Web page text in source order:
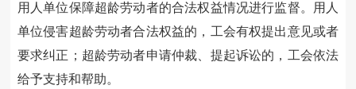
用人单位保障超龄劳动者的合法权益情况进行监督。用人
单位侵害超龄劳动者合法权益的，工会有权提出意见或者
要求纠正；超龄劳动者申请仲裁、提起诉讼的，工会依法
给予支持和帮助。